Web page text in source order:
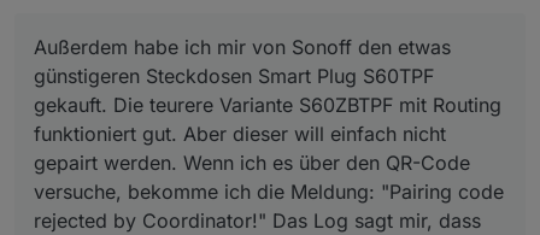
Außerdem habe ich mir von Sonoff den etwas
günstigeren Steckdosen Smart Plug S60TPF
gekauft. Die teurere Variante S60ZBTPF mit Routing
funktioniert gut. Aber dieser will einfach nicht
gepairt werden. Wenn ich es über den QR-Code
versuche, bekomme ich die Meldung: "Pairing code
rejected by Coordinator!" Das Log sagt mir, dass